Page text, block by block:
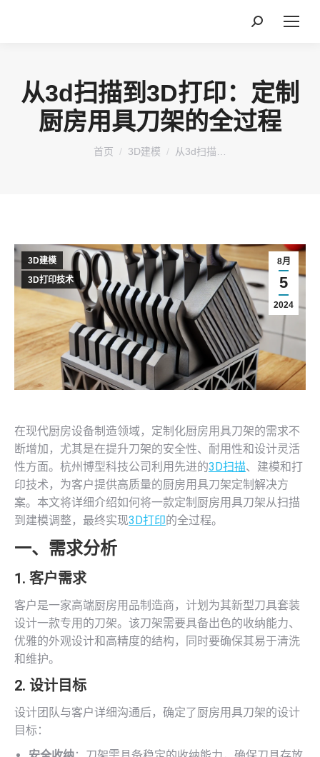
搜
从3d扫描到3D打印：定制
厨房用具刀架的全过程
您在这里：
首页 3D建模 从3d扫描…
8月
5
2024
3D建模
3D打印技术
在现代厨房设备制造领域，定制化厨房用具刀架的需求不
断增加，尤其是在提升刀架的安全性、耐用性和设计灵活
性方面。杭州博型科技公司利用先进的3D扫描、建模和打
印技术，为客户提供高质量的厨房用具刀架定制解决方
案。本文将详细介绍如何将一款定制厨房用具刀架从扫描
到建模调整，最终实现3D打印的全过程。
一、需求分析
1. 客户需求
客户是一家高端厨房用品制造商，计划为其新型刀具套装
设计一款专用的刀架。该刀架需要具备出色的收纳能力、
优雅的外观设计和高精度的结构，同时要确保其易于清洗
和维护。
2. 设计目标
设计团队与客户详细沟通后，确定了厨房用具刀架的设计
目标：